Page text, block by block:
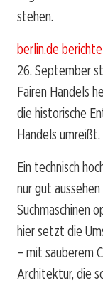
stehen.
berlin.de
26. September
Fairen Handels
die historische
Handels umreißt.
Ein technisch
nur gut
Suchmaschinen
hier setzt die
– mit sauberem
Architektur, die